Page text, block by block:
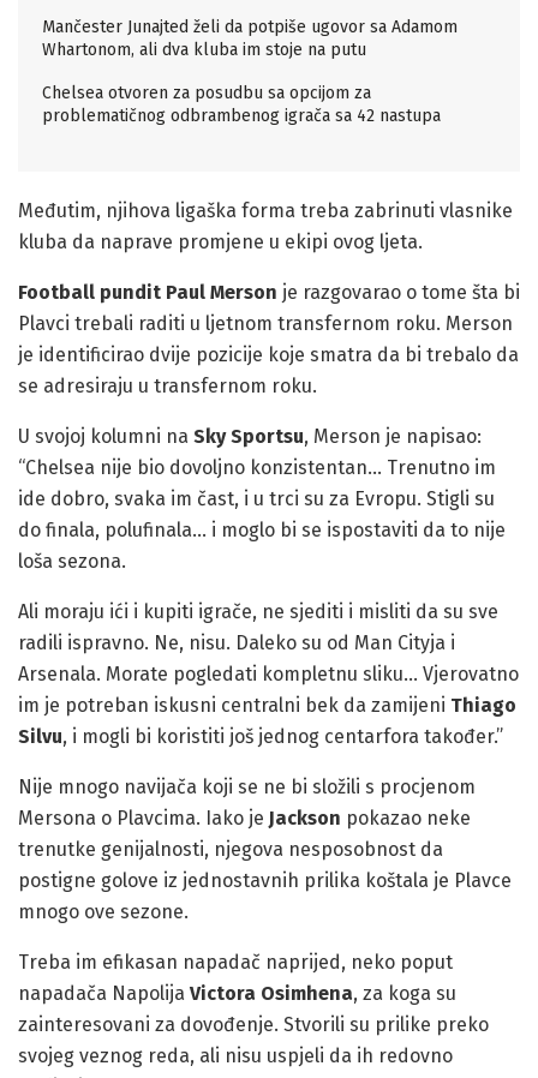
Mančester Junajted želi da potpiše ugovor sa Adamom
Whartonom, ali dva kluba im stoje na putu
Chelsea otvoren za posudbu sa opcijom za
problematičnog odbrambenog igrača sa 42 nastupa
Međutim, njihova ligaška forma treba zabrinuti vlasnike
kluba da naprave promjene u ekipi ovog ljeta.
Football pundit Paul Merson je razgovarao o tome šta bi
Plavci trebali raditi u ljetnom transfernom roku. Merson
je identificirao dvije pozicije koje smatra da bi trebalo da
se adresiraju u transfernom roku.
U svojoj kolumni na Sky Sportsu, Merson je napisao:
“Chelsea nije bio dovoljno konzistentan… Trenutno im
ide dobro, svaka im čast, i u trci su za Evropu. Stigli su
do finala, polufinala… i moglo bi se ispostaviti da to nije
loša sezona.
Ali moraju ići i kupiti igrače, ne sjediti i misliti da su sve
radili ispravno. Ne, nisu. Daleko su od Man Cityja i
Arsenala. Morate pogledati kompletnu sliku… Vjerovatno
im je potreban iskusni centralni bek da zamijeni Thiago
Silvu, i mogli bi koristiti još jednog centarfora također.”
Nije mnogo navijača koji se ne bi složili s procjenom
Mersona o Plavcima. Iako je Jackson pokazao neke
trenutke genijalnosti, njegova nesposobnost da
postigne golove iz jednostavnih prilika koštala je Plavce
mnogo ove sezone.
Treba im efikasan napadač naprijed, neko poput
napadača Napolija Victora Osimhena, za koga su
zainteresovani za dovođenje. Stvorili su prilike preko
svojeg veznog reda, ali nisu uspjeli da ih redovno